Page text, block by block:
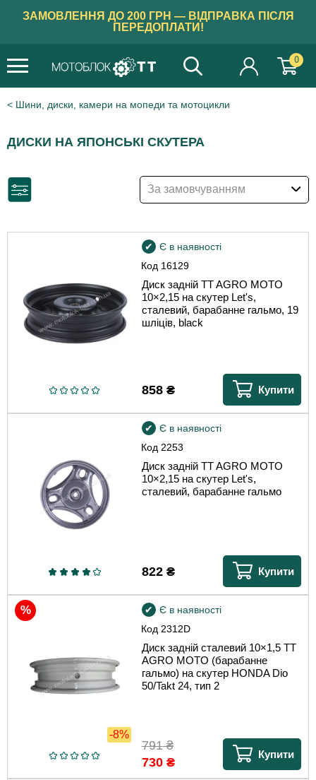
ЗАМОВЛЕННЯ ДО 200 ГРН — ВІДПРАВКА ПІСЛЯ
ПЕРЕДОПЛАТИ!
0
Шини, диски, камери на мопеди та мотоцикли
ДИСКИ НА ЯПОНСЬКІ СКУТЕРА
За замовчуванням
Код 16129
Є в наявності
Диск задній TT AGRO MOTO
10×2,15 на скутер Let's,
сталевий, барабанне гальмо, 19
шліців, black
858₴ Купити
Код 2253
Є в наявності
Диск задній TT AGRO MOTO
10×2,15 на скутер Let's,
сталевий, барабанне гальмо
822₴ Купити
Код 2312D
-8%
Є в наявності
Диск задній сталевий 10×1,5 TT
AGRO MOTO (барабанне
гальмо) на скутер HONDA Dio
50/Takt 24, тип 2
730₴
791₴
Купити